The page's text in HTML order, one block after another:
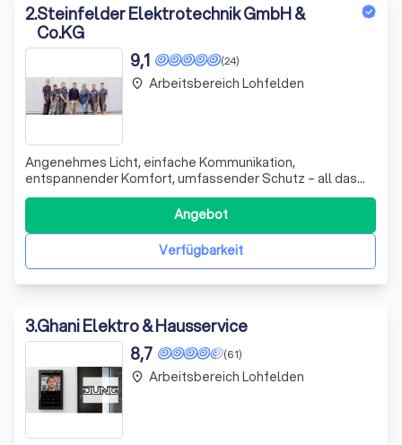
2.Steinfelder Elektrotechnik GmbH &
Co.KG
(24)
9,1
Angenehmes Licht, einfache Kommunikation,
entspannender Komfort, umfassender Schutz – all das
trägt dazu bei, dass Sie sich in Ihrem Gebäude rundum
wohl und sicher fühlen. Genau das ist unser Anspruch als
Ihr Partner für die Bereiche Elektroinstallationen,
Beleuchtungskonzepte, intelligente Gebäudes
Verfügbarkeit
Angebot
place Arbeitsbereich Lohfelden
3.Ghani Elektro & Hausservice
(61)
8,7
place Arbeitsbereich Lohfelden